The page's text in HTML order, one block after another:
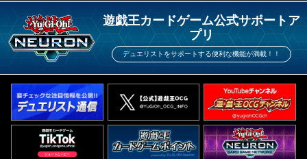
遊戯王カードゲーム公式サポートア
プリ
デュエリストをサポートする便利な機能が満載！！